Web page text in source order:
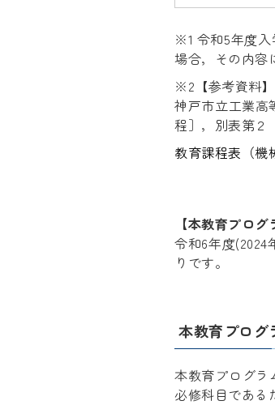
※1 令和5年度入
場合，その内容
※2【参考資料】
神戸市立工業高
程］，別表第２
教育課程表（機
【本教育プロ
令和6年度
りです。
本教育プログ
本教育プログラ
必修科目である